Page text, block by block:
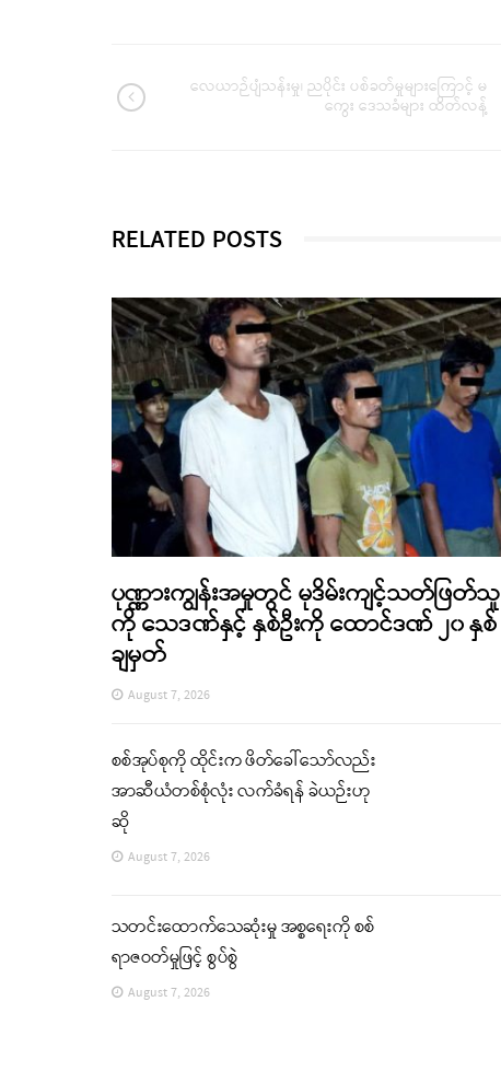
လေယာဉ်ပျံသန်းမှု၊ ညပိုင်း ပစ်ခတ်မှုများကြောင့် မ
ကွေး ဒေသခံများ ထိတ်လန့်
RELATED POSTS
ပုဏ္ဏားကျွန်းအမှုတွင် မုဒိမ်းကျင့်သတ်ဖြတ်သူ
ကို သေဒဏ်နှင့် နှစ်ဦးကို ထောင်ဒဏ် ၂၀ နှစ်
ချမှတ်
August 7, 2026
စစ်အုပ်စုကို ထိုင်းက ဖိတ်ခေါ်သော်လည်း
အာဆီယံတစ်စုံလုံး လက်ခံရန် ခဲယဉ်းဟု
ဆို
August 7, 2026
သတင်းထောက်သေဆုံးမှု အစ္စရေးကို စစ်
ရာဇဝတ်မှုဖြင့် စွပ်စွဲ
August 7, 2026